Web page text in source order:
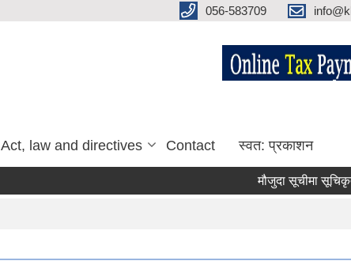
056-583709
Act, law and directives Contact स्वत: प्रकाशन
मौजुदा सूचीमा सूचिकृत